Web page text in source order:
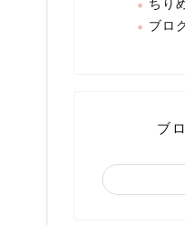
ちり
ブロ
ブ